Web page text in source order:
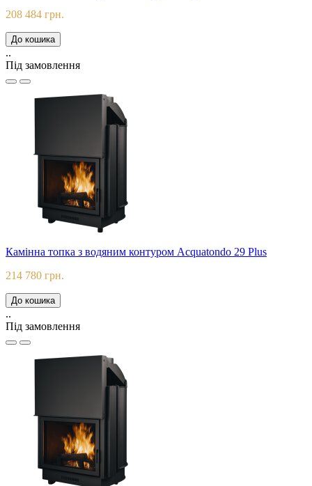
208 484 грн.
До кошика
..
Під замовлення
Камінна топка з водяним контуром Acquatondo 29 Plus
214 780 грн.
До кошика
..
Під замовлення